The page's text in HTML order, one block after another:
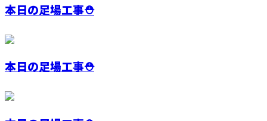
本日の足場工事⛑️
本日の足場工事⛑️